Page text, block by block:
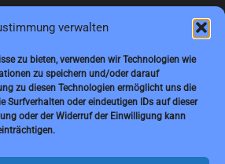
verwalten
zu bieten, verwenden wir Technologien wie
zu speichern und/oder darauf
zu diesen Technologien ermöglicht uns die
Surfverhalten oder eindeutigen IDs auf dieser
oder der Widerruf der Einwilligung kann
Bauer